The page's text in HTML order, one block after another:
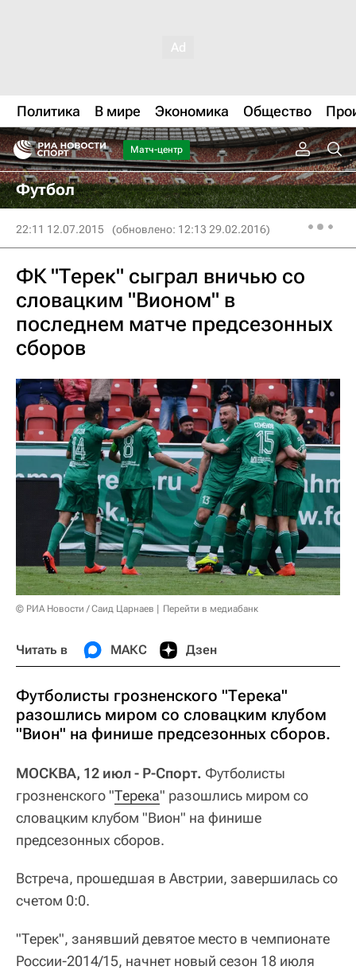
Политика В мире Экономика Общество
Матч-центр
Футбол
22:11 12.07.2015 (обновлено: 12:13 29.02.2016)
ФК "Терек" сыграл вничью со
словацким "Вионом" в
последнем матче предсезонных
сборов
© РИА Новости / Саид Царнаев Перейти в медиабанк
Читать в МАКС Дзен
Футболисты грозненского "Терека"
разошлись миром со словацким клубом
"Вион" на финише предсезонных сборов.
МОСКВА, 12 июл - Р-Спорт. Футболисты
грозненского "Терека" разошлись миром со
словацким клубом "Вион" на финише
предсезонных сборов.
Встреча, прошедшая в Австрии, завершилась со
счетом 0:0.
"Терек", занявший девятое место в чемпионате
России-2014/15, начнет новый сезон 18 июля